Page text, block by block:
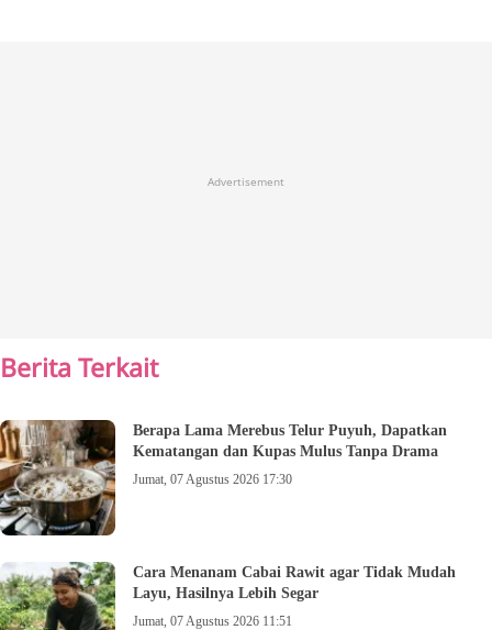
Advertisement
Berita Terkait
Berapa Lama Merebus Telur Puyuh, Dapatkan
Kematangan dan Kupas Mulus Tanpa Drama
Jumat, 07 Agustus 2026 17:30
Cara Menanam Cabai Rawit agar Tidak Mudah
Layu, Hasilnya Lebih Segar
Jumat, 07 Agustus 2026 11:51